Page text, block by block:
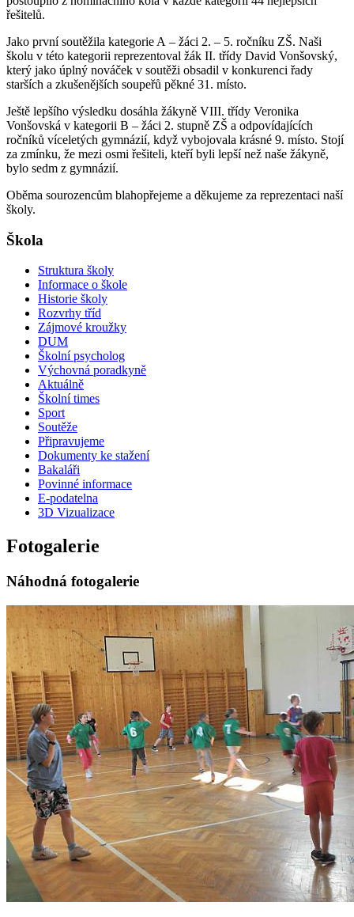
řešitelů.
Jako první soutěžila kategorie A – žáci 2. – 5. ročníku ZŠ. Naši
školu v této kategorii reprezentoval žák II. třídy David Vonšovský,
který jako úplný nováček v soutěži obsadil v konkurenci řady
starších a zkušenějších soupeřů pěkné 31. místo.
Ještě lepšího výsledku dosáhla žákyně VIII. třídy Veronika
Vonšovská v kategorii B – žáci 2. stupně ZŠ a odpovídajících
ročníků víceletých gymnázií, když vybojovala krásné 9. místo. Stojí
za zmínku, že mezi osmi řešiteli, kteří byli lepší než naše žákyně,
bylo sedm z gymnázií.
Oběma sourozencům blahopřejeme a děkujeme za reprezentaci naší
školy.
Škola
Struktura školy
Informace o škole
Historie školy
Rozvrhy tříd
Zájmové kroužky
DUM
Školní psycholog
Výchovná poradkyně
Aktuálně
Školní times
Sport
Soutěže
Připravujeme
Dokumenty ke stažení
Bakaláři
Povinné informace
E-podatelna
3D Vizualizace
Fotogalerie
Náhodná fotogalerie